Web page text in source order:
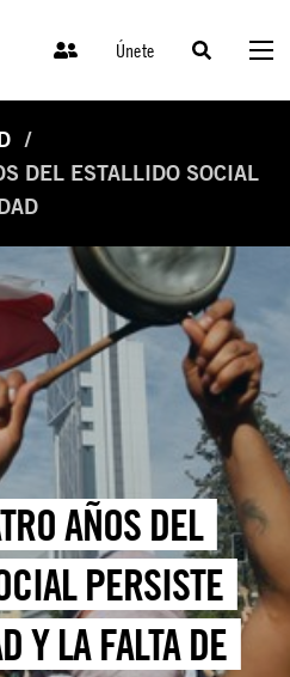
Únete
DEL ESTALLIDO SOCIAL
AÑOS DEL
PERSISTE
Y LA FALTA DE